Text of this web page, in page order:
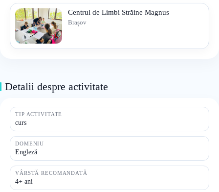
Centrul de Limbi Străine Magnus
Brașov
Detalii despre activitate
TIP ACTIVITATE
curs
DOMENIU
Engleză
VÂRSTĂ RECOMANDATĂ
4+ ani